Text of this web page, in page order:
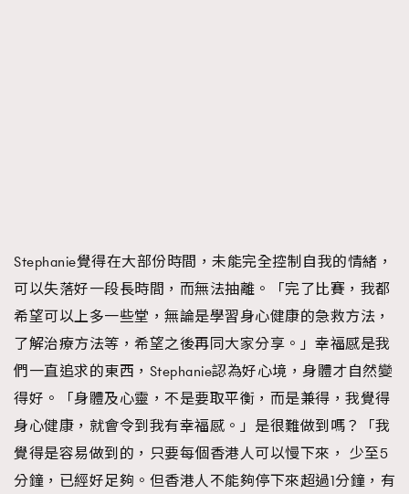
Stephanie覺得在大部份時間，未能完全控制自我的情緒，
可以失落好一段長時間，而無法抽離。「完了比賽，我都
希望可以上多一些堂，無論是學習身心健康的急救方法，
了解治療方法等，希望之後再同大家分享。」幸福感是我
們一直追求的東西，Stephanie認為好心境，身體才自然變
得好。「身體及心靈，不是要取平衡，而是兼得，我覺得
身心健康，就會令到我有幸福感。」是很難做到嗎？「我
覺得是容易做到的，只要每個香港人可以慢下來， 少至5
分鐘，已經好足夠。但香港人不能夠停下來超過1分鐘，有